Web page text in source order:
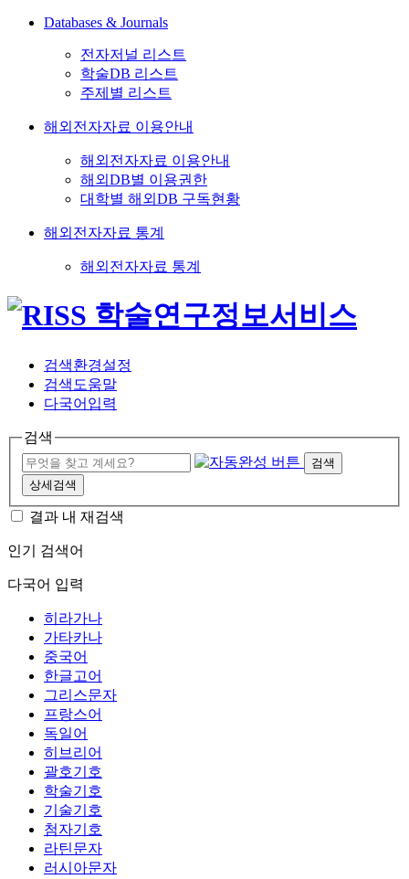
Databases & Journals
전자저널 리스트
학술DB 리스트
주제별 리스트
해외전자자료 이용안내
해외전자자료 이용안내
해외DB별 이용권한
대학별 해외DB 구독현황
해외전자자료 통계
해외전자자료 통계
검색환경설정
검색도움말
다국어입력
검색
검색
상세검색
결과 내 재검색
인기 검색어
다국어 입력
히라가나
가타카나
중국어
한글고어
그리스문자
프랑스어
독일어
히브리어
괄호기호
학술기호
기술기호
첨자기호
라틴문자
러시아문자